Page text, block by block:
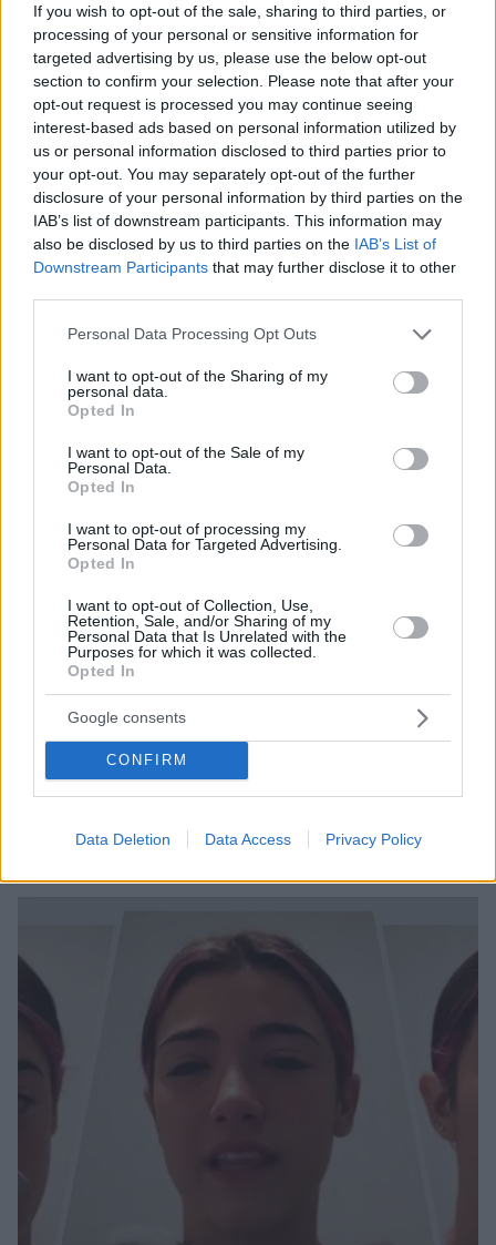
If you wish to opt-out of the sale, sharing to third parties, or
processing of your personal or sensitive information for
targeted advertising by us, please use the below opt-out
section to confirm your selection. Please note that after your
opt-out request is processed you may continue seeing
interest-based ads based on personal information utilized by
us or personal information disclosed to third parties prior to
your opt-out. You may separately opt-out of the further
disclosure of your personal information by third parties on the
IAB’s list of downstream participants. This information may
also be disclosed by us to third parties on the IAB’s List of
Downstream Participants that may further disclose it to other
Please note that this website/app uses one or more Google
not limited to your visit or usage behaviour. You may click to
grant or deny consent to Google and its third-party tags to
use your data for below specified purposes in below Google
consent section.
Personal Data Processing Opt Outs
I want to opt-out of the Sharing of my
personal data.
Opted In
I want to opt-out of the Sale of my
Personal Data.
Opted In
I want to opt-out of processing my
Personal Data for Targeted Advertising.
Opted In
I want to opt-out of Collection, Use,
Retention, Sale, and/or Sharing of my
Personal Data that Is Unrelated with the
Purposes for which it was collected.
Opted In
Google consents
CONFIRM
Data Deletion Data Access Privacy Policy
Θεωρείται η νέα Κιμ Καρντάσιαν, έχει «ποίμνιο» 100
εκατομμυρίων followers, έκανε κομπόδεμα 5 εκατ.
δολαρίων σε έναν χρόνο χωρίς να χρειαστεί να
μετακινηθεί από το ακατάστατο υπνοδωμάτιό της και
είναι η αδιαφιλονίκητη μούσα, πρέσβειρα και μασκότ
του διαδικτυακού κινεζικού «ιού» με το εύπεπτο
όνομα TikTok
Τσάρλι Ντ' Αμέλιο: Από τα κλάματα στους...
πανηγυρισμούς η πιο διάσημη TikToker - Έγραψε
Η 16χρονη χορεύτρια έγινε η πρώτη TikToker που
μέρες πριν
23.11.2020, 13:00